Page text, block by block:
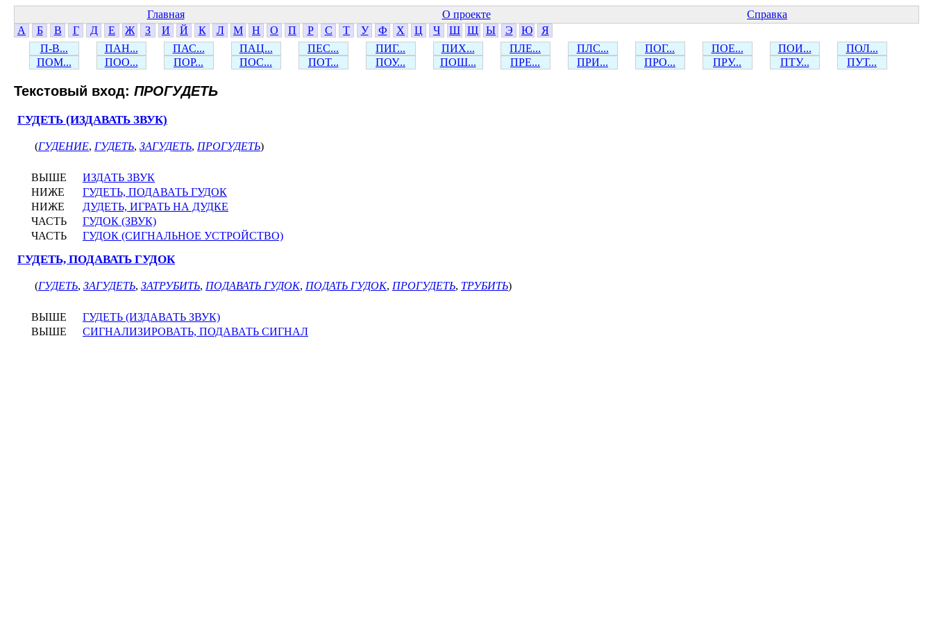
Главная О проекте
Справка
А
Б В Г Д Е Ж З И Й К Л М Н О П Р С Т У Ф Х Ц Ч Ш Щ Ы Э Ю
Я
П-В...
ПАН... ПАС... ПАЦ... ПЕС... ПИГ... ПИХ... ПЛЕ... ПЛС... ПОГ... ПОЕ... ПОИ...
ПОЛ...
ПОМ...
ПОО... ПОР... ПОС... ПОТ... ПОУ... ПОШ... ПРЕ... ПРИ... ПРО... ПРУ... ПТУ... ПУТ...
Текстовый вход: ПРОГУДЕТЬ
ГУДЕТЬ (ИЗДАВАТЬ ЗВУК)
(ГУДЕНИЕ, ГУДЕТЬ, ЗАГУДЕТЬ, ПРОГУДЕТЬ)
ВЫШЕ
ИЗДАТЬ ЗВУК
НИЖЕ
ГУДЕТЬ, ПОДАВАТЬ ГУДОК
НИЖЕ
ДУДЕТЬ, ИГРАТЬ НА ДУДКЕ
ЧАСТЬ
ГУДОК (ЗВУК)
ЧАСТЬ
ГУДОК (СИГНАЛЬНОЕ УСТРОЙСТВО)
ГУДЕТЬ, ПОДАВАТЬ ГУДОК
(ГУДЕТЬ, ЗАГУДЕТЬ, ЗАТРУБИТЬ, ПОДАВАТЬ ГУДОК, ПОДАТЬ ГУДОК, ПРОГУДЕТЬ, ТРУБИТЬ)
ВЫШЕ
ГУДЕТЬ (ИЗДАВАТЬ ЗВУК)
ВЫШЕ
СИГНАЛИЗИРОВАТЬ, ПОДАВАТЬ СИГНАЛ